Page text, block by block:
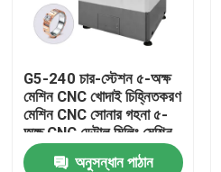
G5-240 চার-স্টেশন ৫-অক্ষ
মেশিন CNC খোদাই চিহ্নিতকরণ
মেশিন CNC সোনার গহনা ৫-
অক্ষ CNC ডেন্টাল মিলিং মেশিন
বিক্রয়ের জন্য
অনুসন্ধান পাঠান